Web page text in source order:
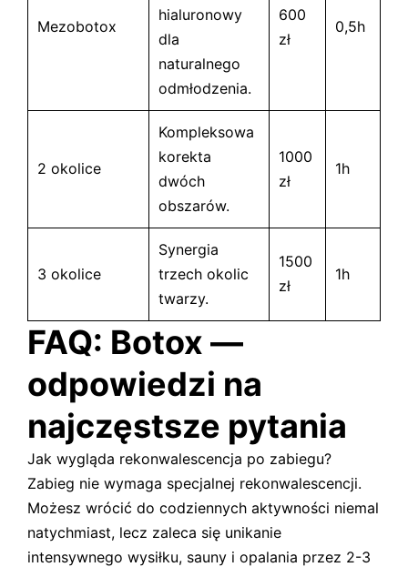
Mezobotox
hialuronowy
dla
naturalnego
odmłodzenia.
600
zł
0,5h
2 okolice
Kompleksowa
korekta
dwóch
obszarów.
1000
zł
1h
3 okolice
Synergia
trzech okolic
twarzy.
1500
zł
1h
FAQ: Botox —
odpowiedzi na
najczęstsze pytania
Jak wygląda rekonwalescencja po zabiegu?
Zabieg nie wymaga specjalnej rekonwalescencji.
Możesz wrócić do codziennych aktywności niemal
natychmiast, lecz zaleca się unikanie
intensywnego wysiłku, sauny i opalania przez 2-3